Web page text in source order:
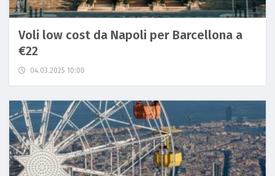
Voli low cost da Napoli per Barcellona a
€22
04.03.2025 10:00